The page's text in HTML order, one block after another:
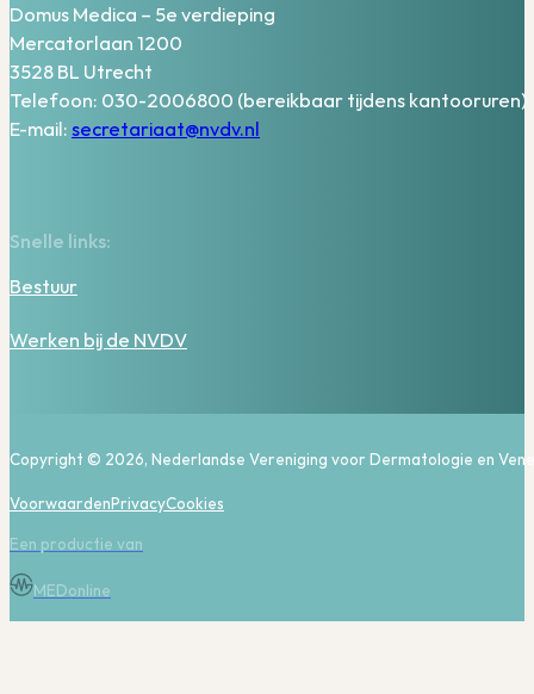
Domus Medica – 5e verdieping
Mercatorlaan 1200
3528 BL Utrecht
Telefoon: 030-2006800 (bereikbaar tijdens kantooruren)
E-mail: secretariaat@nvdv.nl
Snelle links:
Bestuur
Werken bij de NVDV
Copyright © 2026, Nederlandse Vereniging voor Dermatologie en
VoorwaardenPrivacyCookies
Een productie van
MEDonline